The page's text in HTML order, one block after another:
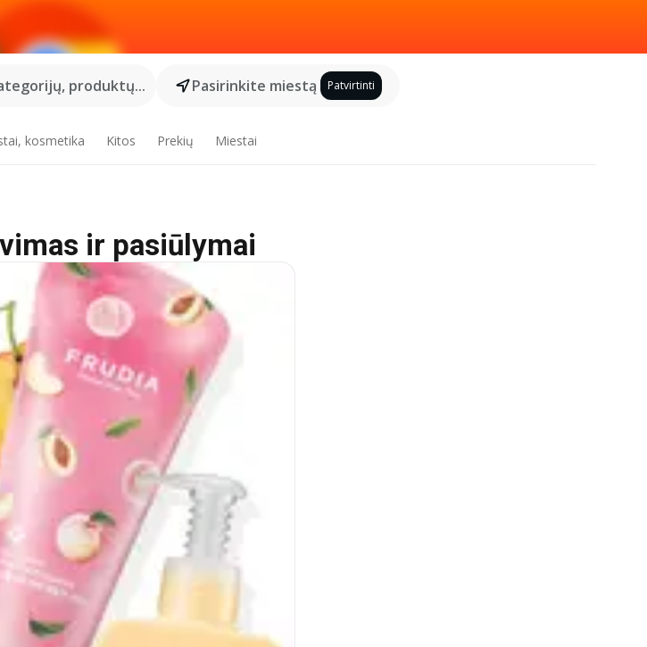
produktų...
Pasirinkite miestą Patvirtinti
kosmetika Kitos Prekių Miestai
ir pasiūlymai